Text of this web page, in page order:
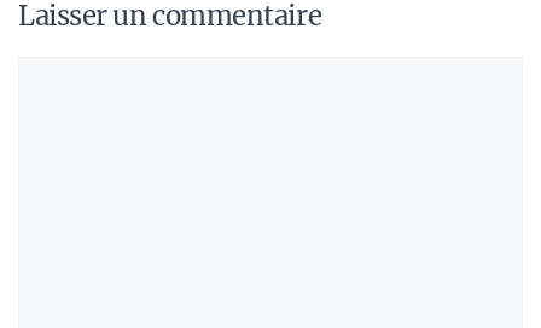
Laisser un commentaire